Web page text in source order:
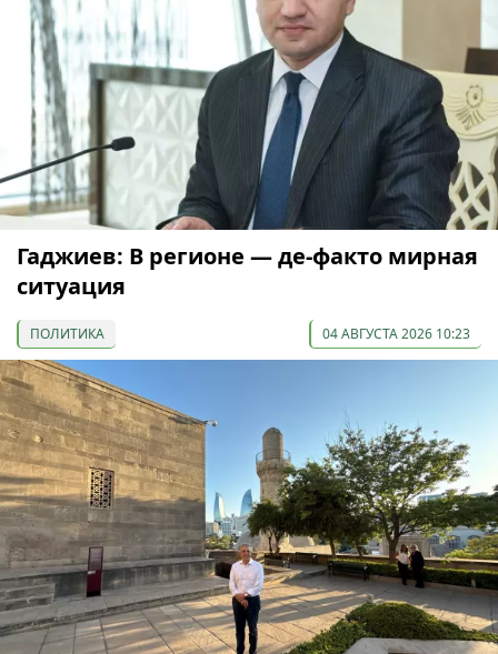
Гаджиев: В регионе — де-факто мирная
ситуация
ПОЛИТИКА 04 АВГУСТА 2026 10:23